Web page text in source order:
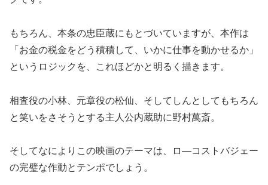
もちろん、本条の忠臣蔵にもとづいていますが、本作は
「お金の税金をどう積積して、いかに仕事を動かせるか」
というロジックを、これほどかと明るく描きます。
相査役の小林、元章役の松仙、そしてしんとしてもちろん
と笑いをさそうとする主人公内蔵助に野村萬斎。
そしてなによりこの映画のテーマは、ロ―コストバジェー
の完璧な作動とテンポでしょう。